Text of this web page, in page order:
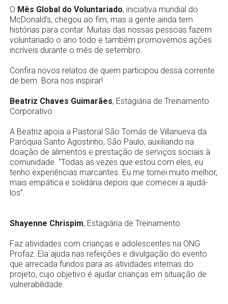
O Mês Global do Voluntariado, iniciativa mundial do
McDonald’s, chegou ao fim, mas a gente ainda tem
histórias para contar. Muitas das nossas pessoas fazem
voluntariado o ano todo e também promovemos ações
incríveis durante o mês de setembro.
Confira novos relatos de quem participou dessa corrente
de bem. Bora nos inspirar!
Beatriz Chaves Guimarães, Estagiária de Treinamento
Corporativo
A Beatriz apoia a Pastoral São Tomás de Villanueva da
Paróquia Santo Agostinho, São Paulo, auxiliando na
doação de alimentos e prestação de serviços sociais à
comunidade. “Todas as vezes que estou com eles, eu
tenho experiências marcantes. Eu me tornei muito melhor,
mais empática e solidária depois que comecei a ajudá-
los”.
Shayenne Chrispim, Estagiária de Treinamento
Faz atividades com crianças e adolescentes na ONG
Profaz. Ela ajuda nas refeições e divulgação do evento
que arrecada fundos para as atividades internas do
projeto, cujo objetivo é ajudar crianças em situação de
vulnerabilidade.